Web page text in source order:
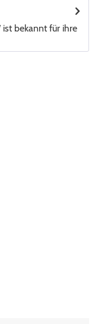
ist bekannt für ihre